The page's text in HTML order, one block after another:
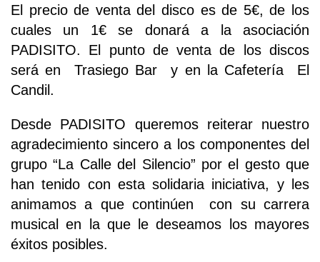
El precio de venta del disco es de 5€, de los
cuales un 1€ se donará a la asociación
PADISITO. El punto de venta de los discos
será en Trasiego Bar y en la Cafetería El
Candil.
Desde PADISITO queremos reiterar nuestro
agradecimiento sincero a los componentes del
grupo “La Calle del Silencio” por el gesto que
han tenido con esta solidaria iniciativa, y les
animamos a que continúen con su carrera
musical en la que le deseamos los mayores
éxitos posibles.